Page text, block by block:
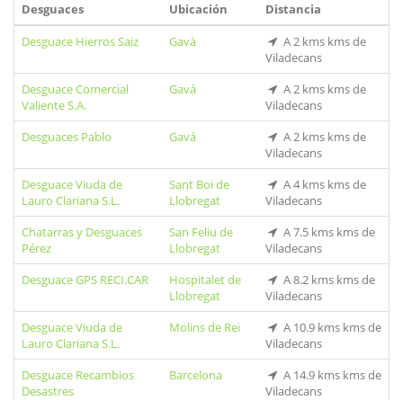
Desguaces Ubicación
Distancia
Desguace Hierros Saiz
Gavà
A 2 kms kms de
Viladecans
Desguace Comercial
Valiente S.A.
Gavá
A 2 kms kms de
Viladecans
Desguaces Pablo
Gavá
A 2 kms kms de
Viladecans
Desguace Viuda de
Lauro Clariana S.L.
Sant Boi de
Llobregat
A 4 kms kms de
Viladecans
Chatarras y Desguaces
Pérez
San Feliu de
Llobregat
A 7.5 kms kms de
Viladecans
Desguace GPS RECI.CAR
Hospitalet de
Llobregat
A 8.2 kms kms de
Viladecans
Desguace Viuda de
Lauro Clariana S.L.
Molins de Rei
A 10.9 kms kms de
Viladecans
Desguace Recambios
Desastres
Barcelona
A 14.9 kms kms de
Viladecans